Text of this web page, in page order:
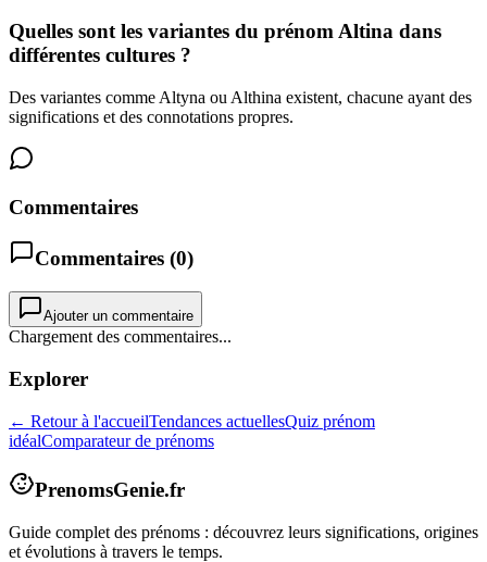
Quelles sont les variantes du prénom Altina dans
différentes cultures ?
Des variantes comme Altyna ou Althina existent, chacune ayant des
significations et des connotations propres.
Commentaires
Commentaires (0)
Ajouter un commentaire
Chargement des commentaires...
Explorer
← Retour à l'accueilTendances actuellesQuiz prénom
idéalComparateur de prénoms
PrenomsGenie.fr
Guide complet des prénoms : découvrez leurs significations, origines
et évolutions à travers le temps.